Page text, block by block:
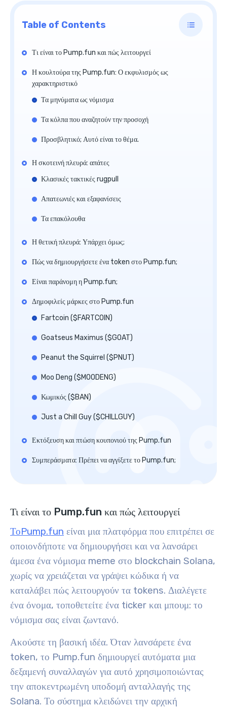
Table of Contents
Τι είναι το Pump.fun και πώς λειτουργεί
Η κουλτούρα της Pump.fun: Ο εκφυλισμός ως
χαρακτηριστικό
Τα μηνύματα ως νόμισμα
Τα κόλπα που αναζητούν την προσοχή
Προσβλητικό; Αυτό είναι το θέμα.
Η σκοτεινή πλευρά: απάτες
Κλασικές τακτικές rugpull
Απατεωνιές και εξαφανίσεις
Τα επακόλουθα
Η θετική πλευρά: Υπάρχει όμως;
Πώς να δημιουργήσετε ένα token στο Pump.fun;
Είναι παράνομη η Pump.fun;
Δημοφιλείς μάρκες στο Pump.fun
Fartcoin ($FARTCOIN)
Goatseus Maximus ($GOAT)
Peanut the Squirrel ($PNUT)
Moo Deng ($MOODENG)
Κωμικός ($BAN)
Just a Chill Guy ($CHILLGUY)
Εκτόξευση και πτώση κουπονιού της Pump.fun
Συμπεράσματα: Πρέπει να αγγίξετε το Pump.fun;
Τι είναι το Pump.fun και πώς λειτουργεί
ΤοPump.fun είναι μια πλατφόρμα που επιτρέπει σε
οποιονδήποτε να δημιουργήσει και να λανσάρει
άμεσα ένα νόμισμα meme στο blockchain Solana,
χωρίς να χρειάζεται να γράψει κώδικα ή να
καταλάβει πώς λειτουργούν τα tokens. Διαλέγετε
ένα όνομα, τοποθετείτε ένα ticker και μπουμ: το
νόμισμα σας είναι ζωντανό.
Ακούστε τη βασική ιδέα. Όταν λανσάρετε ένα
token, το Pump.fun δημιουργεί αυτόματα μια
δεξαμενή συναλλαγών για αυτό χρησιμοποιώντας
την αποκεντρωμένη υποδομή ανταλλαγής της
Solana. Το σύστημα κλειδώνει την αρχική